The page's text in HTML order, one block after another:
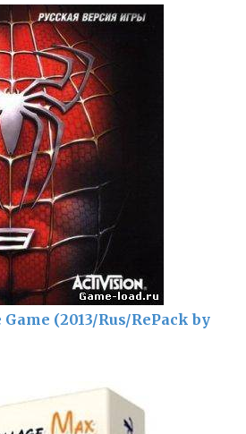
(2013/Rus/RePack by